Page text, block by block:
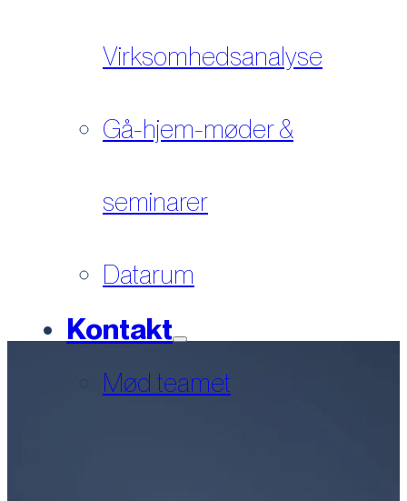
Virksomhedsanalyse
Gå-hjem-møder &
seminarer
Datarum
Kontakt
Mød teamet